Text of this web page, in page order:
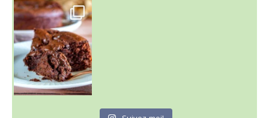
~ GÂTEAU FONDANT CHOCO NOISETTE ~
C'est lundi